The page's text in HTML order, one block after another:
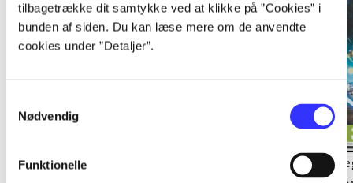
tilbagetrække dit samtykke ved at klikke på ”Cookies” i
bunden af siden. Du kan læse mere om de anvendte
cookies under ”Detaljer”.
Nødvendig
Funktionelle
Lego The lord of the
Transformers - dark of